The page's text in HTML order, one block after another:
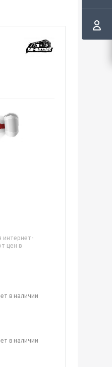
интернет-
цен в
Нет в наличии
Нет в наличии